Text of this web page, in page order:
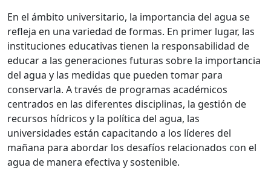
En el ámbito universitario, la importancia del agua se
refleja en una variedad de formas. En primer lugar, las
instituciones educativas tienen la responsabilidad de
educar a las generaciones futuras sobre la importancia
del agua y las medidas que pueden tomar para
conservarla. A través de programas académicos
centrados en las diferentes disciplinas, la gestión de
recursos hídricos y la política del agua, las
universidades están capacitando a los líderes del
mañana para abordar los desafíos relacionados con el
agua de manera efectiva y sostenible.